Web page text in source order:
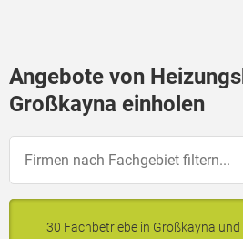
Angebote von
Großkayna einholen
30 Fachbetriebe in Großkayna